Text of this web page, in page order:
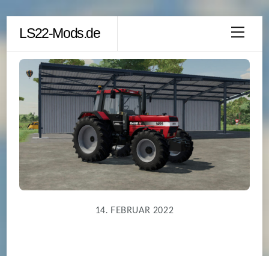
to
content
LS22-Mods.de
14. FEBRUAR 2022